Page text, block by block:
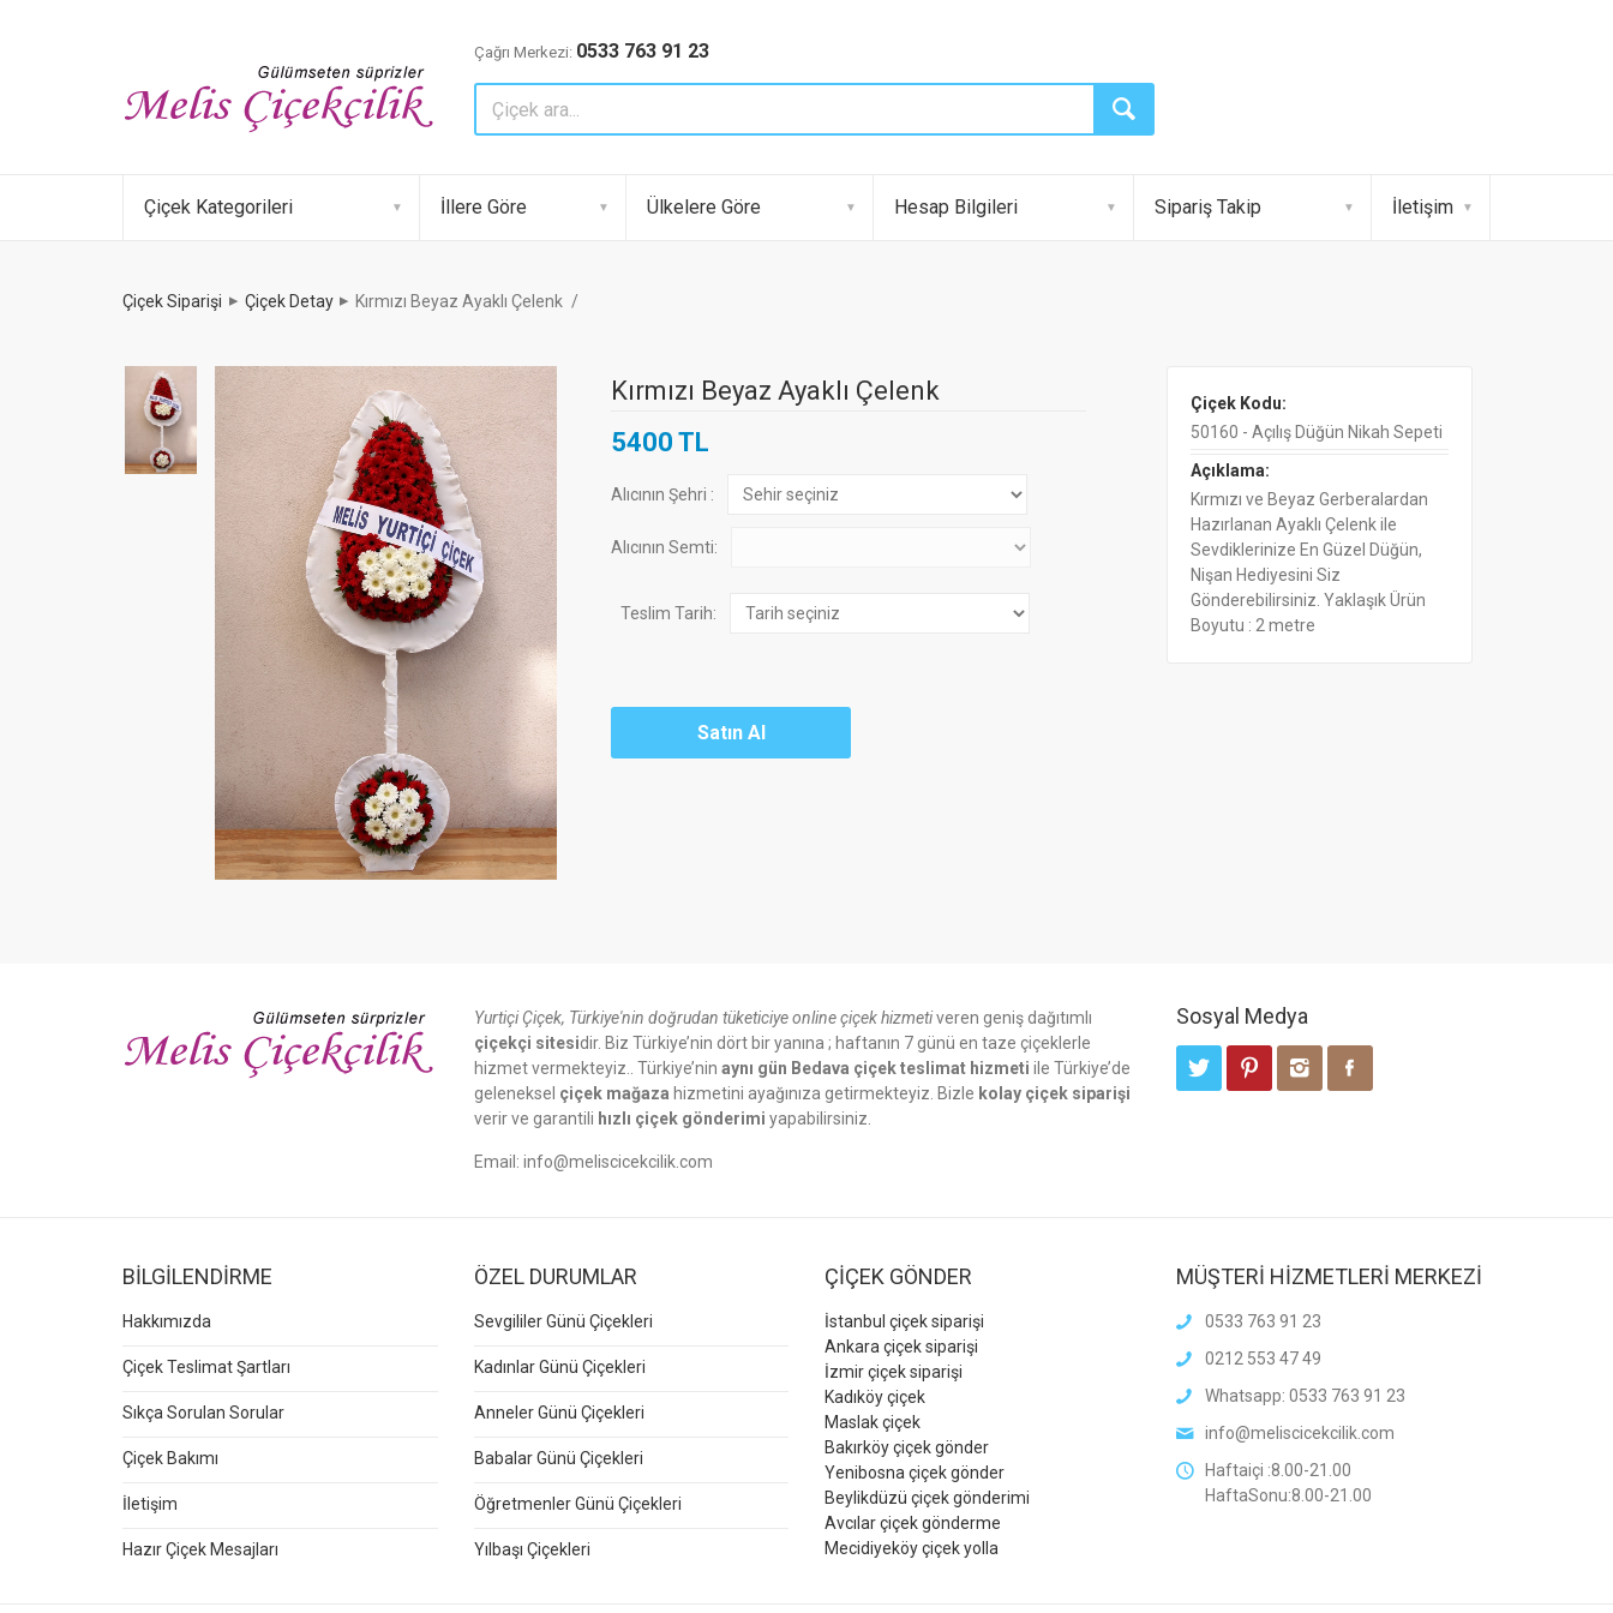
Çağrı Merkezi: 0533 763 91 23
Çiçek Kategorileri İllere Göre Ülkelere Göre Hesap Bilgileri Sipariş Takip İletişim
Çiçek Siparişi Çiçek Detay Kırmızı Beyaz Ayaklı Çelenk
Kırmızı Beyaz Ayaklı Çelenk
5400 TL
Alıcının Şehri :
Alıcının Semti:
Teslim Tarih:
Çiçek Kodu:
50160 - Açılış Düğün Nikah Sepeti
Açıklama:
Kırmızı ve Beyaz Gerberalardan
Hazırlanan Ayaklı Çelenk ile
Sevdiklerinize En Güzel Düğün,
Nişan Hediyesini Siz
Gönderebilirsiniz. Yaklaşık Ürün
Boyutu : 2 metre
Yurtiçi Çiçek, Türkiye'nin doğrudan tüketiciye online çiçek hizmetiveren geniş dağıtımlı
çiçekçi sitesidir. Biz Türkiye’nin dört bir yanına ; haftanın 7 günü en taze çiçeklerle
hizmet vermekteyiz.. Türkiye’nin aynı gün Bedava çiçek teslimat hizmeti ile Türkiye’de
geleneksel çiçek mağaza hizmetini ayağınıza getirmekteyiz. Bizle kolay çiçek siparişi
verir ve garantili hızlı çiçek gönderimi yapabilirsiniz.
Email: info@meliscicekcilik.com
Sosyal Medya
BİLGİLENDİRME
Hakkımızda
Çiçek Teslimat Şartları
Sıkça Sorulan Sorular
Çiçek Bakımı
İletişim
Hazır Çiçek Mesajları
ÖZEL DURUMLAR
Sevgililer Günü Çiçekleri
Kadınlar Günü Çiçekleri
Anneler Günü Çiçekleri
Babalar Günü Çiçekleri
Öğretmenler Günü Çiçekleri
Yılbaşı Çiçekleri
ÇİÇEK GÖNDER
İstanbul çiçek siparişi
Ankara çiçek siparişi
İzmir çiçek siparişi
Kadıköy çiçek
Maslak çiçek
Bakırköy çiçek gönder
Yenibosna çiçek gönder
Beylikdüzü çiçek gönderimi
Avcılar çiçek gönderme
Mecidiyeköy çiçek yolla
MÜŞTERİ HİZMETLERİ MERKEZİ
0533 763 91 23
0212 553 47 49
Whatsapp: 0533 763 91 23
info@meliscicekcilik.com
Haftaiçi :8.00-21.00
HaftaSonu:8.00-21.00